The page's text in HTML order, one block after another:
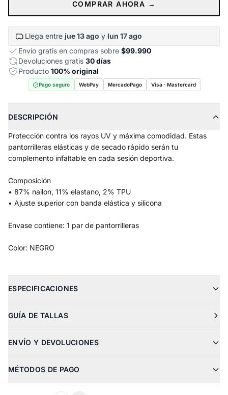
COMPRAR AHORA →
Llega entre jue 13 ago y lun 17 ago
Envío gratis en compras sobre $99.990
Devoluciones gratis 30 días
Producto 100% original
Pago seguro WebPay MercadoPago Visa · Mastercard
DESCRIPCIÓN
Protección contra los rayos UV y máxima comodidad. Estas
pantorrilleras elásticas y de secado rápido serán tu
complemento infaltable en cada sesión deportiva.
Composición
• 87% nailon, 11% elastano, 2% TPU
• Ajuste superior con banda elástica y silicona
Envase contiene: 1 par de pantorrilleras
Color: NEGRO
ESPECIFICACIONES
GUÍA DE TALLAS
ENVÍO Y DEVOLUCIONES
MÉTODOS DE PAGO